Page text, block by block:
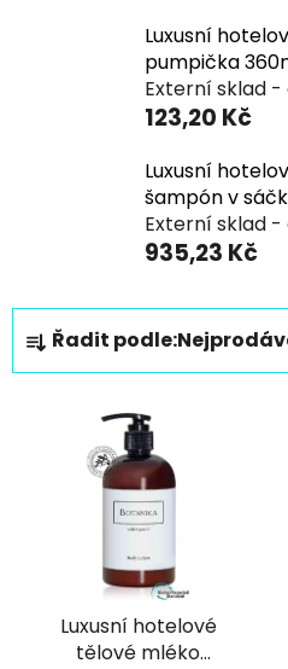
Luxusní
pumpička
Externí sklad
123,20 Kč
Luxusní
šampón v
Externí sklad
935,23 Kč
Ř
a
z
Řadit podle:
Luxusní hotelové
tělové mléko